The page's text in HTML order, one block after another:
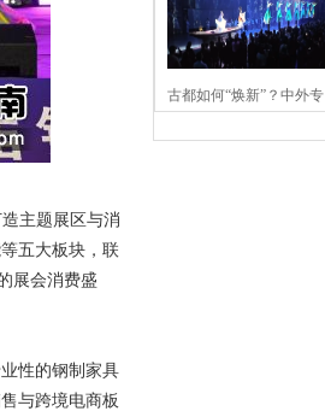
主题展区与消
五大板块，联
展会消费盛
性的钢制家具
与跨境电商板
古都如何“焕新”？中外专